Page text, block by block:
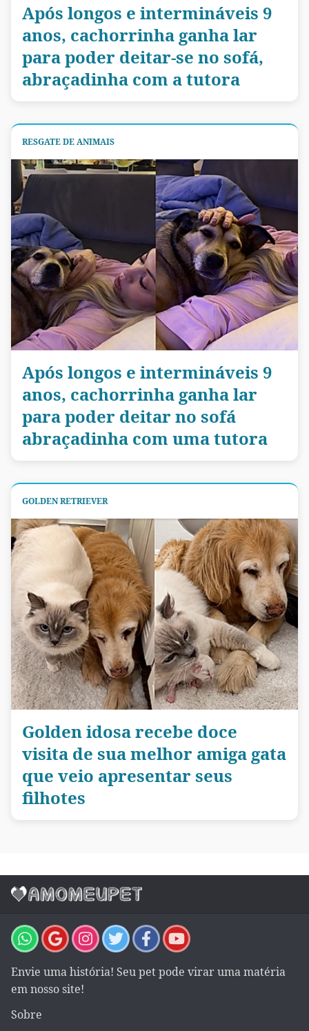
Após longos e intermináveis 9
anos, cachorrinha ganha lar
para poder deitar-se no sofá,
abraçadinha com a tutora
RESGATE DE ANIMAIS
Após longos e intermináveis 9
anos, cachorrinha ganha lar
para poder deitar no sofá
abraçadinha com uma tutora
GOLDEN RETRIEVER
Golden idosa recebe doce
visita de sua melhor amiga gata
que veio apresentar seus
filhotes
Envie uma história! Seu pet pode virar uma matéria
em nosso site!
Sobre